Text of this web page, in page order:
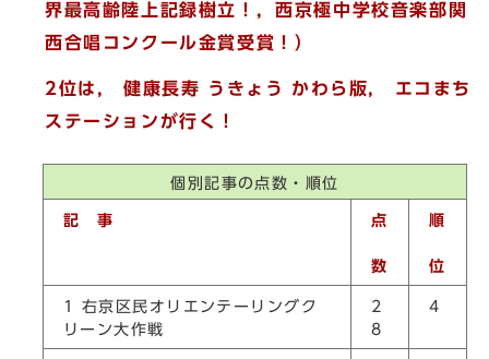
界最高齢陸上記録樹立！，西京極中学校音楽部関
西合唱コンクール金賞受賞！）
2位は， 健康長寿 うきょう かわら版， エコまち
ステーションが行く！
個別記事の点数・順位
記 事 点
数
順
位
1 右京区民オリエンテーリングク
リーン大作戦
2
8
4